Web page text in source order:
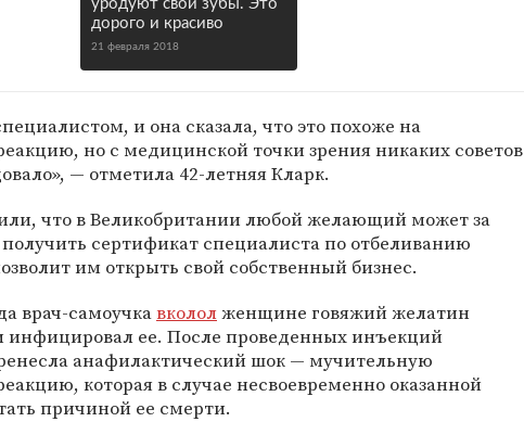
уродуют свои зубы. Это
дорого и красиво
21 февраля 2018
и она сказала, что это похоже на
но с медицинской точки зрения никаких советов
— отметила 42-летняя Кларк.
что в Великобритании любой желающий может за
получить сертификат специалиста по отбеливанию
им открыть свой собственный бизнес.
врач-самоучкавкололженщине говяжий желатин
инфицировал ее. После проведенных инъекций
анафилактический шок — мучительную
которая в случае несвоевременно оказанной
причиной ее смерти.